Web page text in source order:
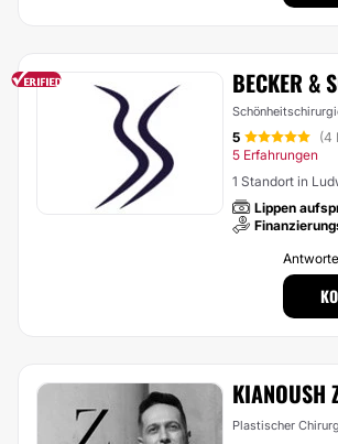
BECKER &
5 (4
5 Erfahrungen
1 Standort in
Lippen
KIANOUSH
Plastischer Chirurg